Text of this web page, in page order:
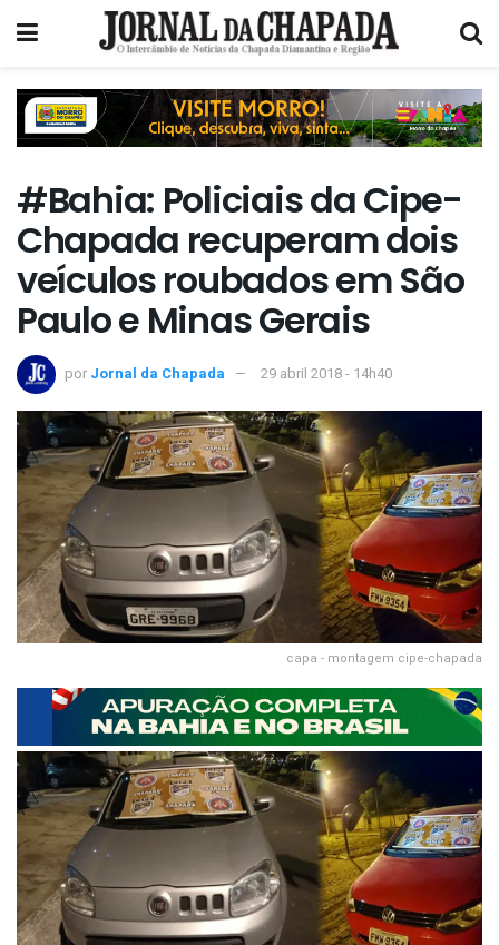
#Bahia: Policiais da Cipe-
Chapada recuperam dois
veículos roubados em São
Paulo e Minas Gerais
por Jornal da Chapada 29 abril 2018 - 14h40
capa - montagem cipe-chapada